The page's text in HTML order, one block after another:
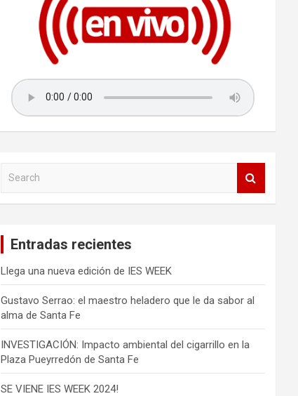
Entradas recientes
Llega una nueva edición de IES WEEK
Gustavo Serrao: el maestro heladero que le da sabor al
alma de Santa Fe
INVESTIGACIÓN: Impacto ambiental del cigarrillo en la
Plaza Pueyrredón de Santa Fe
SE VIENE IES WEEK 2024!